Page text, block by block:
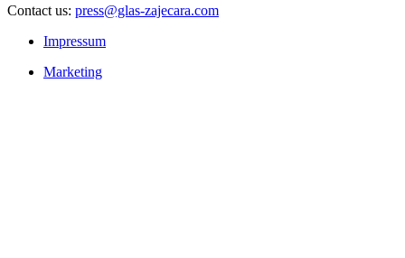
Contact us: press@glas-zajecara.com
Impressum
Marketing